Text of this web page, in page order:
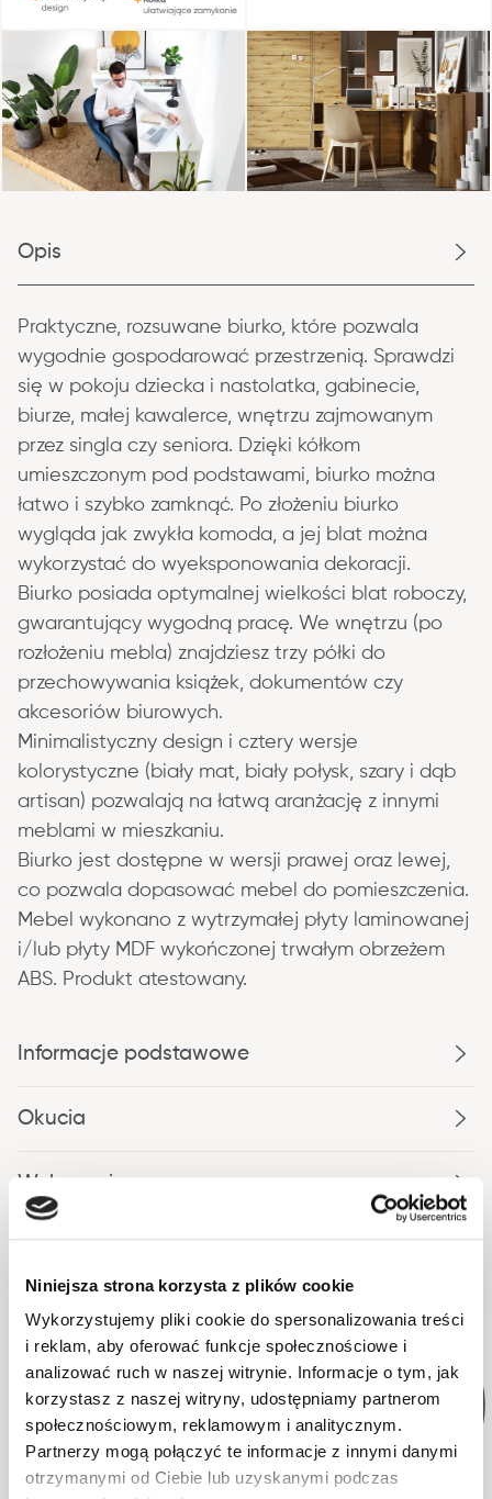
Niniejsza strona korzysta z plików cookie
Wykorzystujemy pliki cookie do spersonalizowania treści
i reklam, aby oferować funkcje społecznościowe i
analizować ruch w naszej witrynie. Informacje o tym, jak
korzystasz z naszej witryny, udostępniamy partnerom
społecznościowym, reklamowym i analitycznym.
Partnerzy mogą połączyć te informacje z innymi danymi
otrzymanymi od Ciebie lub uzyskanymi podczas
Opis
Praktyczne, rozsuwane biurko, które pozwala
wygodnie gospodarować przestrzenią. Sprawdzi
się w pokoju dziecka i nastolatka, gabinecie,
biurze, małej kawalerce, wnętrzu zajmowanym
przez singla czy seniora. Dzięki kółkom
umieszczonym pod podstawami, biurko można
łatwo i szybko zamknąć. Po złożeniu biurko
wygląda jak zwykła komoda, a jej blat można
wykorzystać do wyeksponowania dekoracji.
Biurko posiada optymalnej wielkości blat roboczy,
gwarantujący wygodną pracę. We wnętrzu (po
rozłożeniu mebla) znajdziesz trzy półki do
przechowywania książek, dokumentów czy
akcesoriów biurowych.
Minimalistyczny design i cztery wersje
kolorystyczne (biały mat, biały połysk, szary i dąb
artisan) pozwalają na łatwą aranżację z innymi
meblami w mieszkaniu.
Biurko jest dostępne w wersji prawej oraz lewej,
co pozwala dopasować mebel do pomieszczenia.
Mebel wykonano z wytrzymałej płyty laminowanej
i/lub płyty MDF wykończonej trwałym obrzeżem
ABS. Produkt atestowany.
Informacje podstawowe
Okucia
Wykonanie
WYSYŁKA W 48H WYSYŁKA W 48H